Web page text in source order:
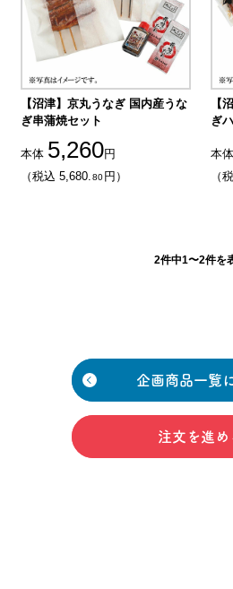
【沼津】京丸うなぎ 国内産うな
ぎ串蒲焼セット
本体 5,260円
（税込 5,680.80 円）
【
ぎ
本体
（
2件中1〜2件を
企画商品一覧
注文を進め